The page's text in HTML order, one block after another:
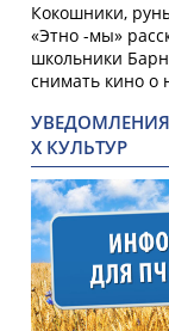
Кокошники,
«Этно -мы»
школьники
снимать кино о
Х КУЛЬТУР